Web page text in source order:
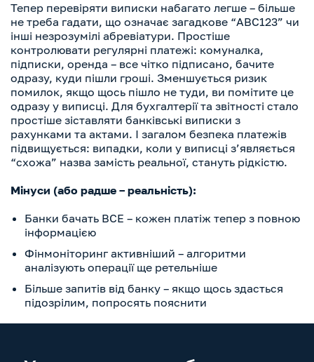
Тепер перевіряти виписки набагато легше – більше
не треба гадати, що означає загадкове “ABC123” чи
інші незрозумілі абревіатури. Простіше
контролювати регулярні платежі: комуналка,
підписки, оренда – все чітко підписано, бачите
одразу, куди пішли гроші. Зменшується ризик
помилок, якщо щось пішло не туди, ви помітите це
одразу у виписці. Для бухгалтерії та звітності стало
простіше зіставляти банківські виписки з
рахунками та актами. І загалом безпека платежів
підвищується: випадки, коли у виписці з’являється
“схожа” назва замість реальної, стануть рідкістю.
Мінуси (або радше – реальність):
Банки бачать ВСЕ – кожен платіж тепер з повною
інформацією
Фінмоніторинг активніший – алгоритми
аналізують операції ще ретельніше
Більше запитів від банку – якщо щось здасться
підозрілим, попросять пояснити